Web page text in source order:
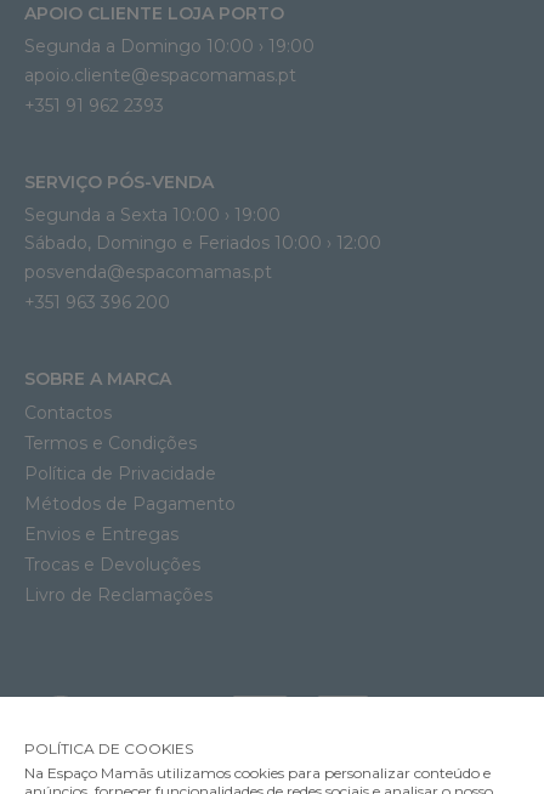
APOIO CLIENTE LOJA PORTO
Segunda a Domingo 10:00 › 19:00
apoio.cliente@espacomamas.pt
+351 91 962 2393
SERVIÇO PÓS-VENDA
Segunda a Sexta 10:00 › 19:00
Sábado, Domingo e Feriados 10:00 › 12:00
posvenda@espacomamas.pt
+351 963 396 200
SOBRE A MARCA
Contactos
Termos e Condições
Política de Privacidade
Métodos de Pagamento
Envios e Entregas
Trocas e Devoluções
Livro de Reclamações
POLÍTICA DE COOKIES
Na Espaço Mamãs utilizamos cookies para personalizar conteúdo e